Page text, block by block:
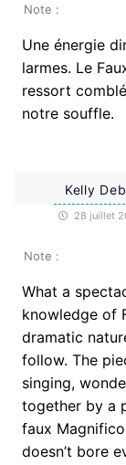
Note :
Une énergie
larmes. Le
ressort
notre souffle.
Kelly
28 juillet
Note :
What a
knowledge of
dramatic
follow. The
singing,
together by a
faux
doesn’t bore